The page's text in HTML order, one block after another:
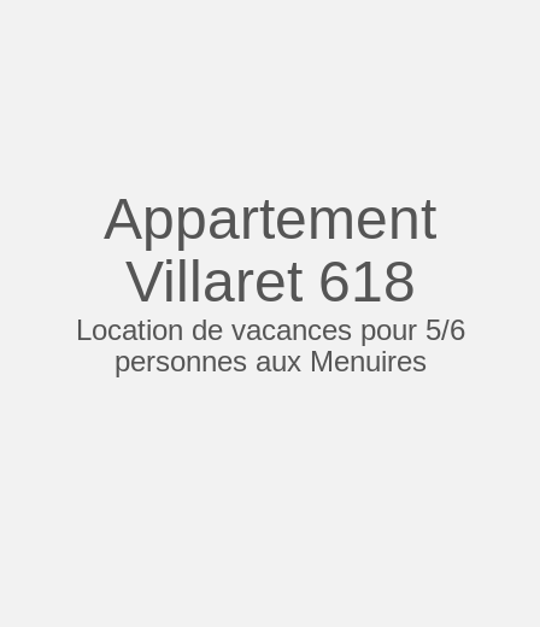
Appartement
Villaret 618
Location de vacances pour 5/6
personnes aux Menuires